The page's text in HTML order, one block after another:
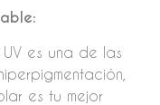
es una de las
es tu mejor